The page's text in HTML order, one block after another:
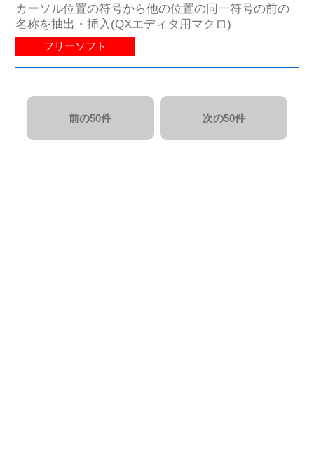
カーソル位置の符号から他の位置の同一符号の前の
名称を抽出・挿入(QXエディタ用マクロ)
フリーソフト
前の50件 次の50件